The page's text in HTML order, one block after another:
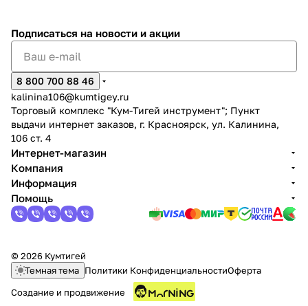
Подписаться на новости и акции
8 800 700 88 46
kalinina106@kumtigey.ru
Торговый комплекс "Кум-Тигей инструмент"; Пункт
выдачи интернет заказов, г. Красноярск, ул. Калинина,
106 ст. 4
Интернет-магазин
Компания
Информация
Помощь
© 2026 Кумтигей
Темная тема Политики КонфиденциальностиОферта
Создание и продвижение